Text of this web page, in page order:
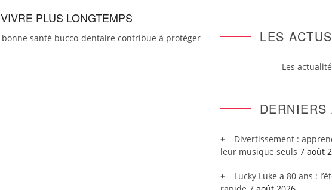
PLUS LONGTEMPS
santé bucco-dentaire contribue à protéger
LES
Les
Divertissement :
leur musique seuls 7 août
Lucky Luke a 80 ans :